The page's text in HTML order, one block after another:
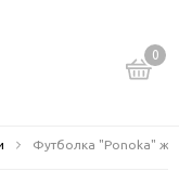
0
Футболка "Ponoka"